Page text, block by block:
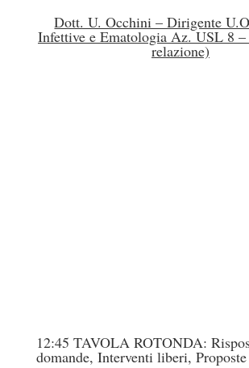
Dott. U. Occhini – Dirigente
Infettive e Ematologia Az. USL 8
relazione)
12:45 TAVOLA ROTONDA:
domande, Interventi liberi,